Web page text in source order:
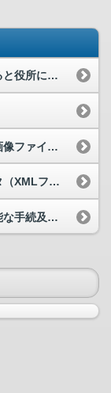
手続の検索・電子申請（さがす）を利用すると役所に行かなくてよいのでしょうか？
添付書類は、スマートフォン等で撮影した画像ファイルでも問題ないでしょうか？
マイナポータル連携で医療費通知情報データ（XMLファイル）を取得しようとしたら、「エラーコード...
手続の検索・電子申請（さがす）で申請可能な手続及び手続の詳細について教えて下さい。